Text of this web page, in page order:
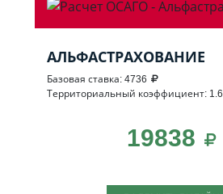
АЛЬФАСТРАХОВАНИЕ
Базовая ставка: 4736
Территориальный коэффициент: 1.6
19838